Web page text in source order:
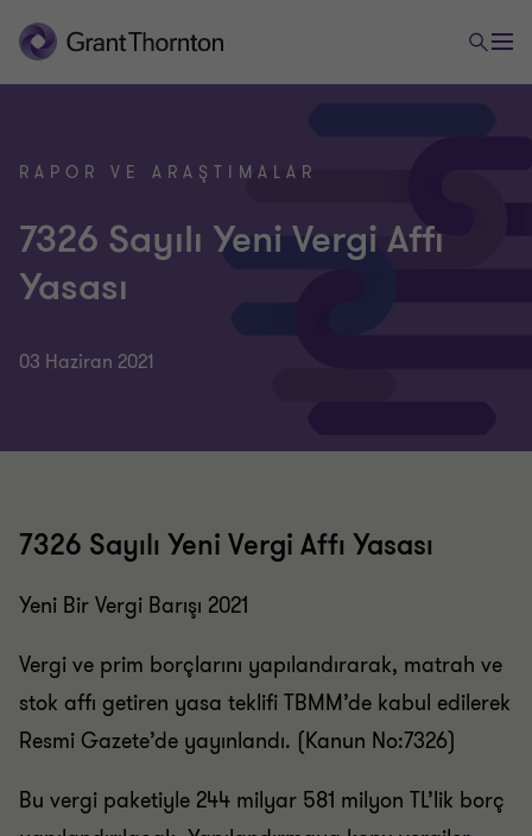
RAPOR VE ARAŞTIMALAR
7326 Sayılı Yeni Vergi Affı
Yasası
03 Haziran 2021
7326 Sayılı Yeni Vergi Affı Yasası
Yeni Bir Vergi Barışı 2021
Vergi ve prim borçlarını yapılandırarak, matrah ve
stok affı getiren yasa teklifi TBMM’de kabul edilerek
Resmi Gazete’de yayınlandı. (Kanun No:7326)
Bu vergi paketiyle 244 milyar 581 milyon TL’lik borç